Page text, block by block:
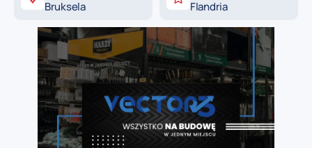
Bruksela Flandria